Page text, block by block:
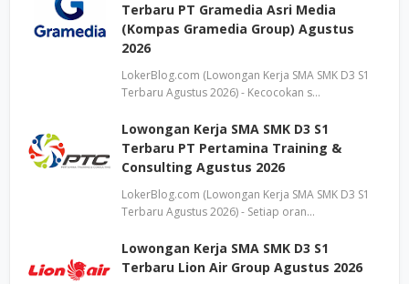
Terbaru PT Gramedia Asri Media
(Kompas Gramedia Group) Agustus
2026
LokerBlog.com (Lowongan Kerja SMA SMK D3 S1
Terbaru Agustus 2026) - Kecocokan s…
Lowongan Kerja SMA SMK D3 S1
Terbaru PT Pertamina Training &
Consulting Agustus 2026
LokerBlog.com (Lowongan Kerja SMA SMK D3 S1
Terbaru Agustus 2026) - Setiap oran…
Lowongan Kerja SMA SMK D3 S1
Terbaru Lion Air Group Agustus 2026